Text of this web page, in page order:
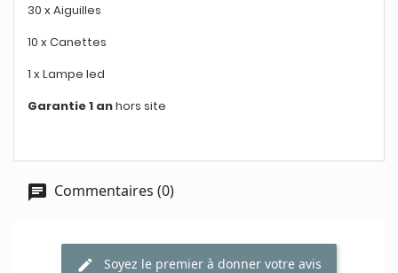
30 x Aiguilles
10 x Canettes
1 x Lampe led
Garantie 1 anhors site
Commentaires (0)
Soyez le premier à donner votre avis